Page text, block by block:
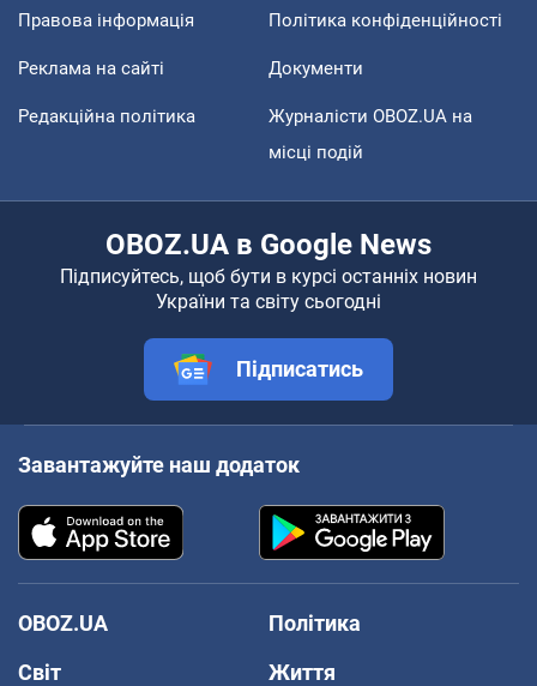
Правова інформація Політика конфіденційності
Реклама на сайті Документи
Редакційна політика
Журналісти OBOZ.UA на
місці подій
OBOZ.UA в Google News
Підписуйтесь, щоб бути в курсі останніх новин
України та світу сьогодні
Підписатись
Завантажуйте наш додаток
OBOZ.UA
Політика
Світ
Життя